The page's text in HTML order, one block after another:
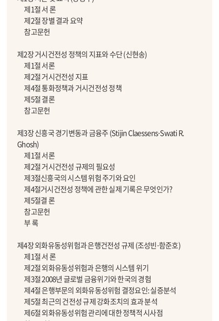
제1절 서 론
제2절 장별 결과 요약
참고문헌
제2장 거시건전성 정책의 지표와 수단 (신현송)
제1절 서론
제2절 거시건전성 지표
제4절 통화정책과 거시건전성 정책
제5절 결론
참고문헌
제3장 신흥국 경기변동과 금융주 (Stijin Claessens⋅Swati R.
Ghosh)
제1절 서론
제2절 거시건전성 규제의 필요성
제3절신흥국의 시스템 위험 주기와 요인
제4절거시건전성 정책에 관한 실제 기록은 무엇인가?
제5절결 론
참고문헌
부 록
제4장 외화유동성위험과 은행건전성 규제 (조성빈⋅함준호)
제1절 서 론
제2절 외화유동성위험과 은행의 시스템 위기
제3절 2008년 글로벌 금융위기와 한국의 경험
제4절 은행부문의 외화유동성위험 결정요인: 실증분석
제5절 최근의 건전성 규제 강화조치의 효과 분석
제6절 외화유동성위험 관리에 대한 정책적 시사점